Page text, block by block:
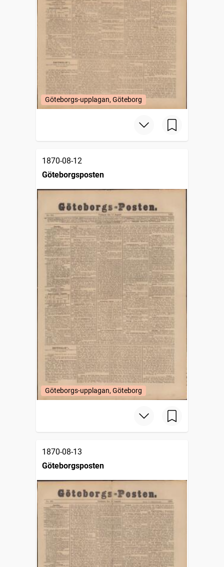
Göteborgs-upplagan, Göteborg
1870-08-12
Göteborgsposten
Göteborgs-upplagan, Göteborg
1870-08-13
Göteborgsposten